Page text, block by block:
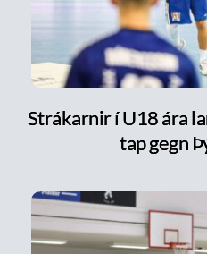
Strákarnir í U18 ára
tap gegn